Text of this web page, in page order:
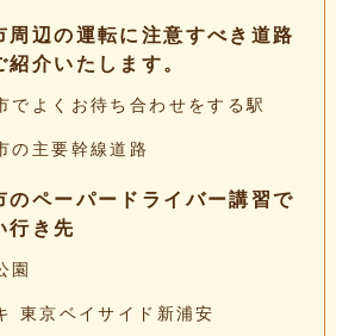
周辺の運転に注意すべき道路
介いたします。
でよくお待ち合わせをする駅
の主要幹線道路
のペーパードライバー講習で
行き先
園
東京ベイサイド新浦安